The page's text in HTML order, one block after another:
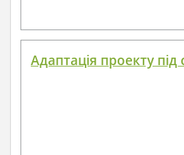
Адаптація проекту